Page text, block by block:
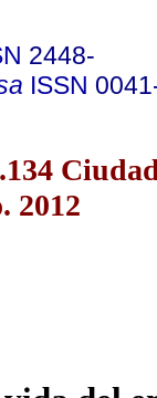
2448-
ISSN
2012